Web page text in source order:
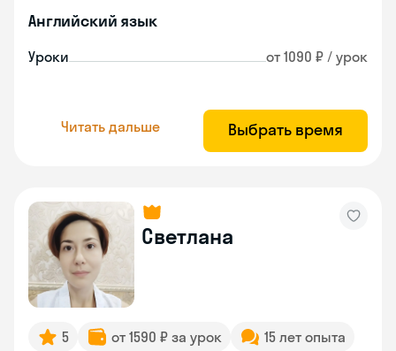
Английский язык
Уроки от 1090 ₽ / урок
Читать дальше Выбрать время
Светлана
5 от 1590 ₽ за урок
15 лет опыта